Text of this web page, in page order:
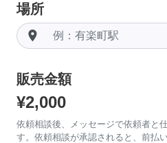
場所
room
販売金額
¥2,000
依頼相談後、メッセージで依頼者と
す。依頼相談が承認されると、前払